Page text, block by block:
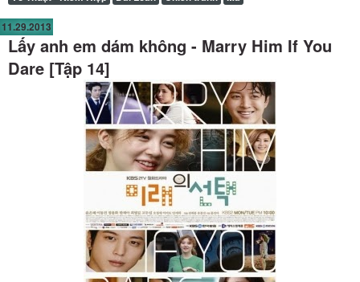
11.29.2013
Lấy anh em dám không - Marry Him If You
Dare [Tập 14]